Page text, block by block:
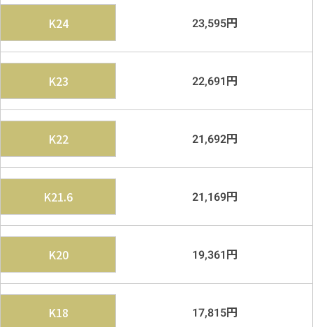
K24 23,595円
K23 22,691円
K22 21,692円
K21.6 21,169円
K20 19,361円
K18 17,815円